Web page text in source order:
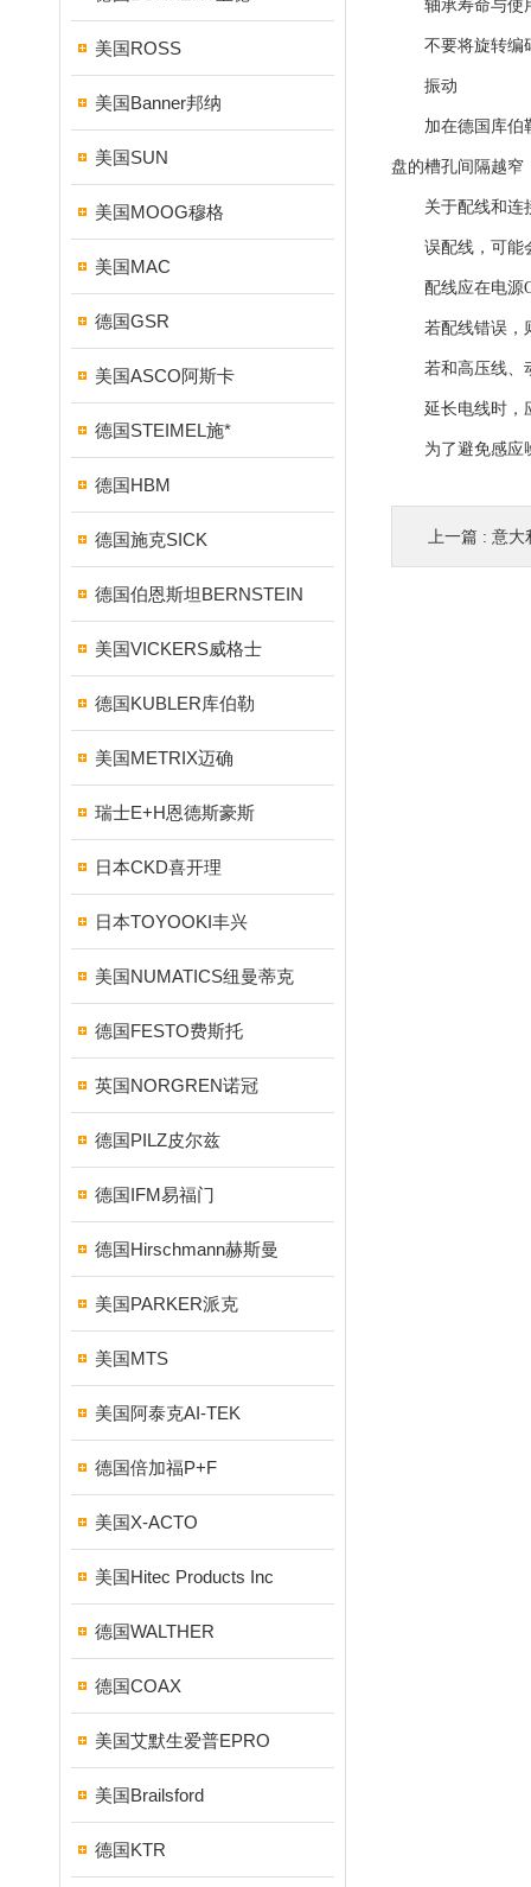
美国ROSS
美国Banner邦纳
美国SUN
美国MOOG穆格
美国MAC
德国GSR
美国ASCO阿斯卡
德国STEIMEL施*
德国HBM
德国施克SICK
德国伯恩斯坦BERNSTEIN
美国VICKERS威格士
德国KUBLER库伯勒
美国METRIX迈确
瑞士E+H恩德斯豪斯
日本CKD喜开理
日本TOYOOKI丰兴
美国NUMATICS纽曼蒂克
德国FESTO费斯托
英国NORGREN诺冠
德国PILZ皮尔兹
德国IFM易福门
德国Hirschmann赫斯曼
美国PARKER派克
美国MTS
美国阿泰克AI-TEK
德国倍加福P+F
美国X-ACTO
美国Hitec Products Inc
德国WALTHER
德国COAX
美国艾默生爱普EPRO
美国Brailsford
德国KTR
轴承寿命与使用
不要将旋转编码
振动
加在德国库伯勒
盘的槽孔间隔越窄
关于配线和连
误配线，可能会
配线应在电源
若配线错误，则
若和高压线、动
延长电线时，应
为了避免感应噪
上一篇 : 意大